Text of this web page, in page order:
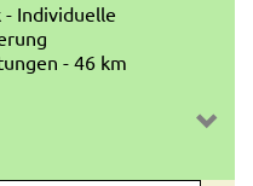
- Individuelle
- 46 km